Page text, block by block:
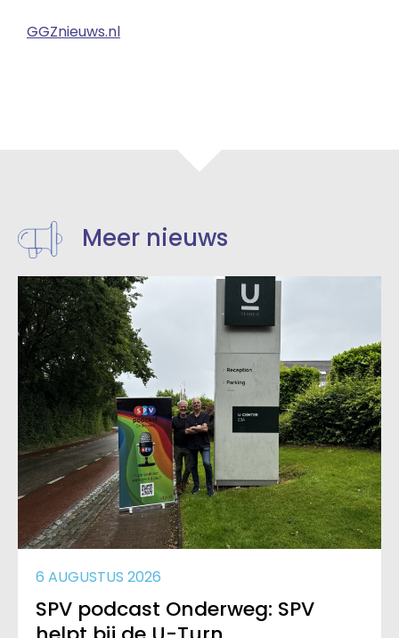
GGZnieuws.nl
Meer nieuws
6 AUGUSTUS 2026
SPV podcast Onderweg: SPV